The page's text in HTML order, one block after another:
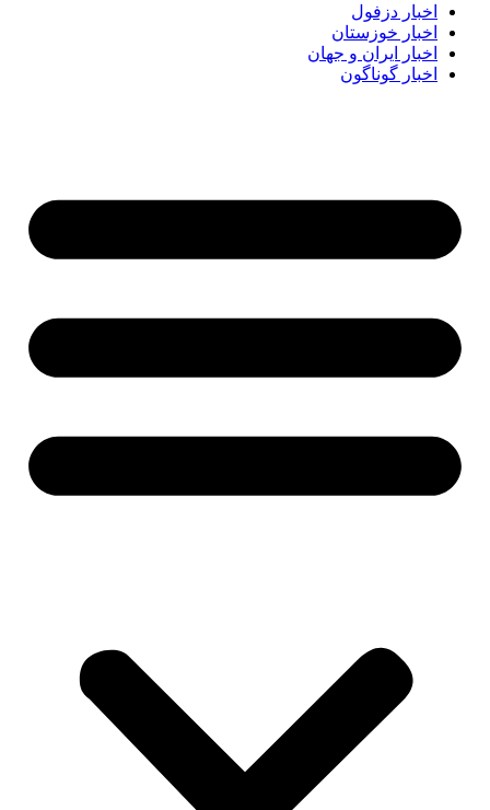
اخبار دزفول
اخبار خوزستان
اخبار ایران و جهان
اخبار گوناگون